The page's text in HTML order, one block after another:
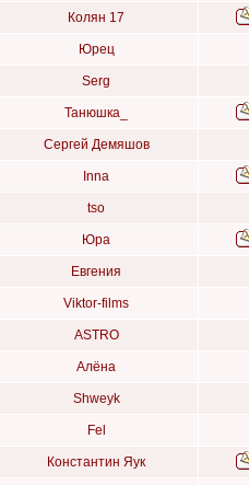
Колян 17
Юрец
Serg
Танюшка_
Сергей Демяшов
Inna
tso
Юра
Евгения
Viktor-films
ASTRO
Алёна
Shweyk
Fel
Константин Яук